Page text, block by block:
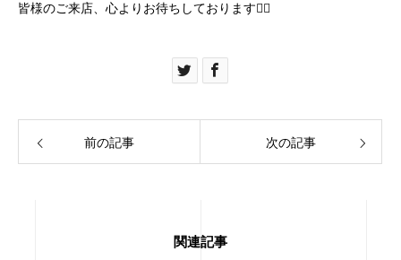
皆様のご来店、心よりお待ちしております🙇‍♀️
前の記事 次の記事
関連記事